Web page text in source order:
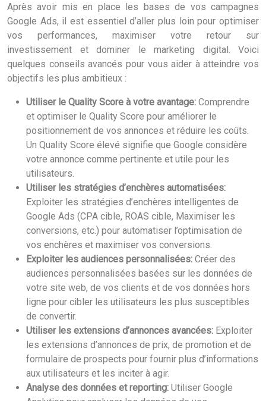
Après avoir mis en place les bases de vos campagnes
Google Ads, il est essentiel d’aller plus loin pour optimiser
vos performances, maximiser votre retour sur
investissement et dominer le marketing digital. Voici
quelques conseils avancés pour vous aider à atteindre vos
objectifs les plus ambitieux :
Utiliser le Quality Score à votre avantage: Comprendre
et optimiser le Quality Score pour améliorer le
positionnement de vos annonces et réduire les coûts.
Un Quality Score élevé signifie que Google considère
votre annonce comme pertinente et utile pour les
utilisateurs.
Utiliser les stratégies d’enchères automatisées:
Exploiter les stratégies d’enchères intelligentes de
Google Ads (CPA cible, ROAS cible, Maximiser les
conversions, etc.) pour automatiser l’optimisation de
vos enchères et maximiser vos conversions.
Exploiter les audiences personnalisées: Créer des
audiences personnalisées basées sur les données de
votre site web, de vos clients et de vos données hors
ligne pour cibler les utilisateurs les plus susceptibles
de convertir.
Utiliser les extensions d’annonces avancées: Exploiter
les extensions d’annonces de prix, de promotion et de
formulaire de prospects pour fournir plus d’informations
aux utilisateurs et les inciter à agir.
Analyse des données et reporting: Utiliser Google